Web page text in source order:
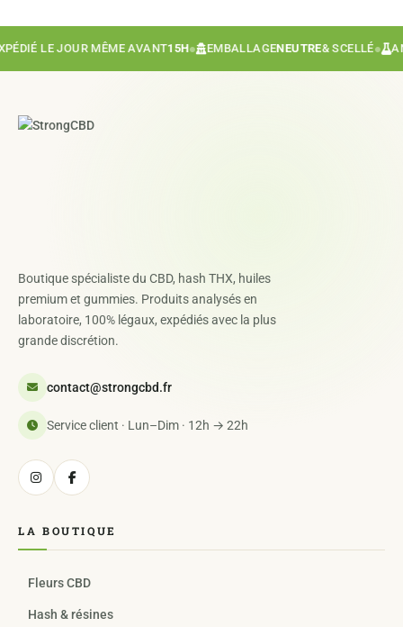
LE JOUR MÊME AVANT15H● EMBALLAGENEUTRE& SCELLÉ●
Boutique spécialiste du CBD, hash THX, huiles
premium et gummies. Produits analysés en
laboratoire, 100% légaux, expédiés avec la plus
grande discrétion.
contact@strongcbd.fr
Service client · Lun–Dim · 12h → 22h
LA BOUTIQUE
Fleurs CBD
Hash & résines